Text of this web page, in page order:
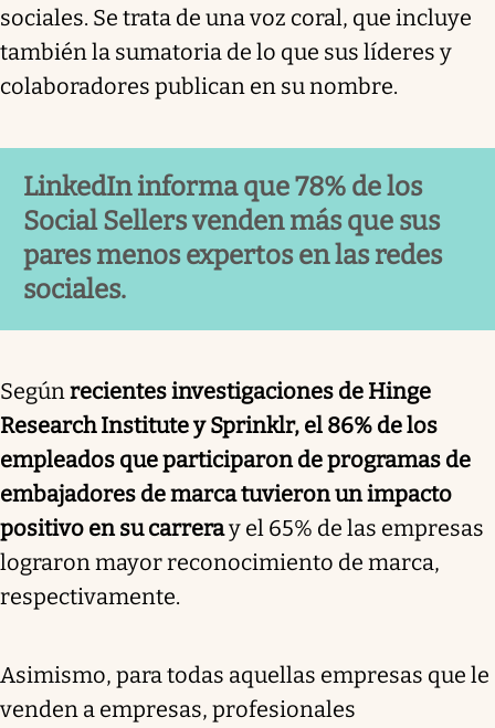
sociales. Se trata de una voz coral, que incluye
también la sumatoria de lo que sus líderes y
colaboradores publican en su nombre.
LinkedIn informa que 78% de los
Social Sellers venden más que sus
pares menos expertos en las redes
sociales.
Según recientes investigaciones de Hinge
Research Institute y Sprinklr, el 86% de los
empleados que participaron de programas de
embajadores de marca tuvieron un impacto
positivo en su carreray el 65% de las empresas
lograron mayor reconocimiento de marca,
respectivamente.
Asimismo, para todas aquellas empresas que le
venden a empresas, profesionales